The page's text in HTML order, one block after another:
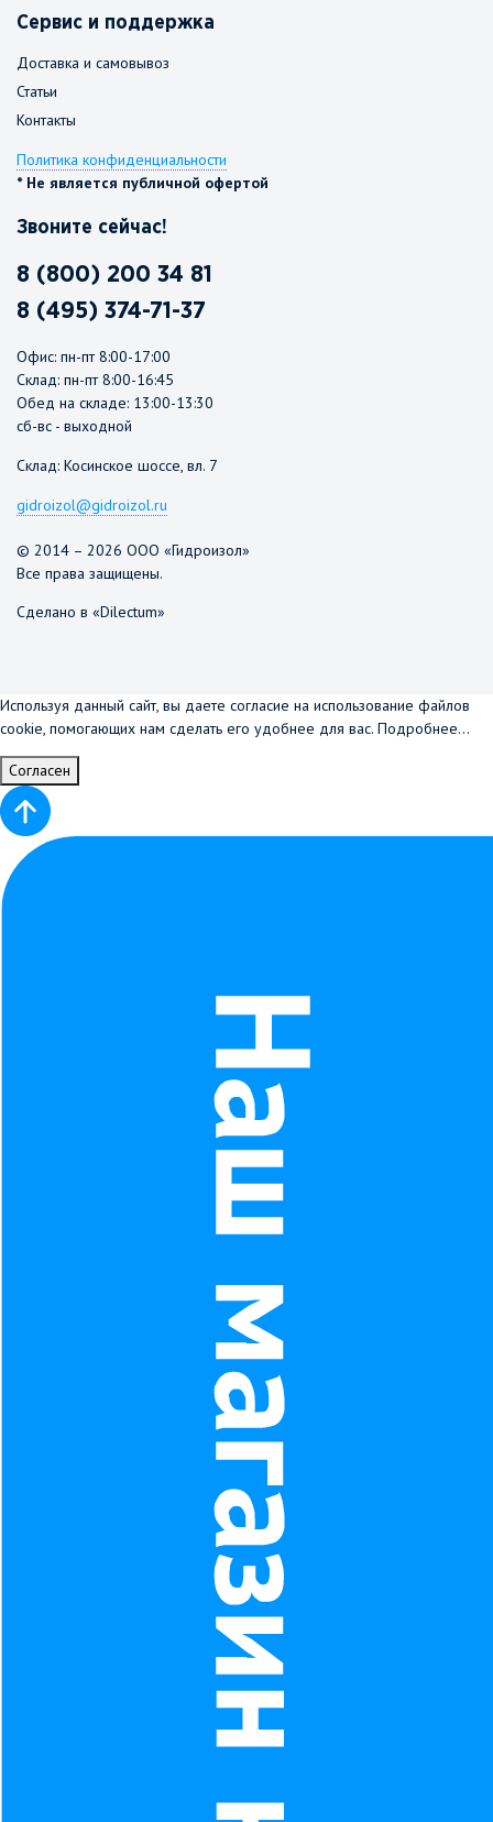
Сервис и поддержка
Доставка и самовывоз
Статьи
Контакты
Политика конфиденциальности
* Не является публичной офертой
Звоните сейчас!
8 (800) 200 34 81
8 (495) 374-71-37
Офис: пн-пт 8:00-17:00
Склад: пн-пт 8:00-16:45
Обед на складе: 13:00-13:30
сб-вс - выходной
Склад: Косинское шоссе, вл. 7
gidroizol@gidroizol.ru
© 2014 – 2026 ООО «Гидроизол»
Все права защищены.
Сделано в «Dilectum»
Используя данный сайт, вы даете согласие на использование файлов
cookie, помогающих нам сделать его удобнее для вас. Подробнее...
Согласен